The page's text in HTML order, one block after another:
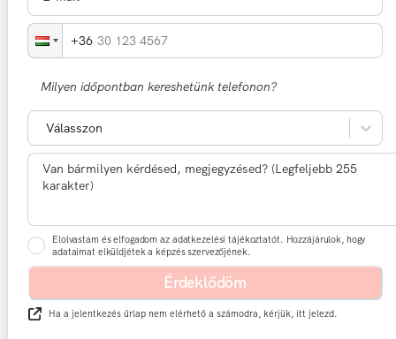
30 123 4567
Milyen időpontban kereshetünk telefonon?
Válasszon
Elolvastam és elfogadom az adatkezelési tájékoztatót. Hozzájárulok, hogy
adataimat elküldjétek a képzés szervezőjének.
Érdeklődöm
Ha a jelentkezés űrlap nem elérhető a számodra, kérjük, itt jelezd.